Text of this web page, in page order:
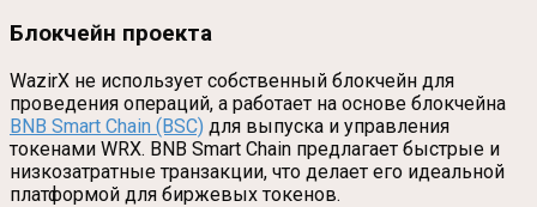
Блокчейн проекта
WazirX не использует собственный блокчейн для
проведения операций, а работает на основе блокчейна
BNB Smart Chain (BSC) для выпуска и управления
токенами WRX. BNB Smart Chain предлагает быстрые и
низкозатратные транзакции, что делает его идеальной
платформой для биржевых токенов.